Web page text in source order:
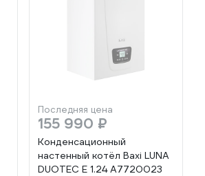
Последняя цена
155 990 ₽
Конденсационный
настенный котёл Baxi LUNA
DUOTEC E 1.24 A7720023